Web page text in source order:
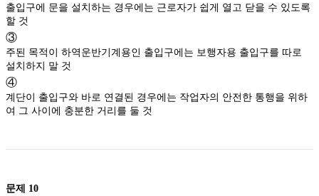
출입구에 문을 설치하는 경우에는 근로자가 쉽게 열고 닫을 수 있도록
할 것
③
주된 목적이 하역운반기계용인 출입구에는 보행자용 출입구를 따로
설치하지 말 것
④
계단이 출입구와 바로 연결된 경우에는 작업자의 안전한 통행을 위하
여 그 사이에 충분한 거리를 둘 것
문제 10